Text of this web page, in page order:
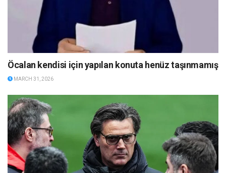
Öcalan kendisi için yapılan konuta henüz taşınmamış
MARCH 31, 2026